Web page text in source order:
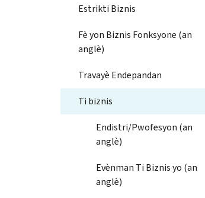
Estrikti Biznis
Fè yon Biznis Fonksyone (an
anglè)
Travayè Endepandan
Ti biznis
Endistri/Pwofesyon (an
anglè)
Evènman Ti Biznis yo (an
anglè)